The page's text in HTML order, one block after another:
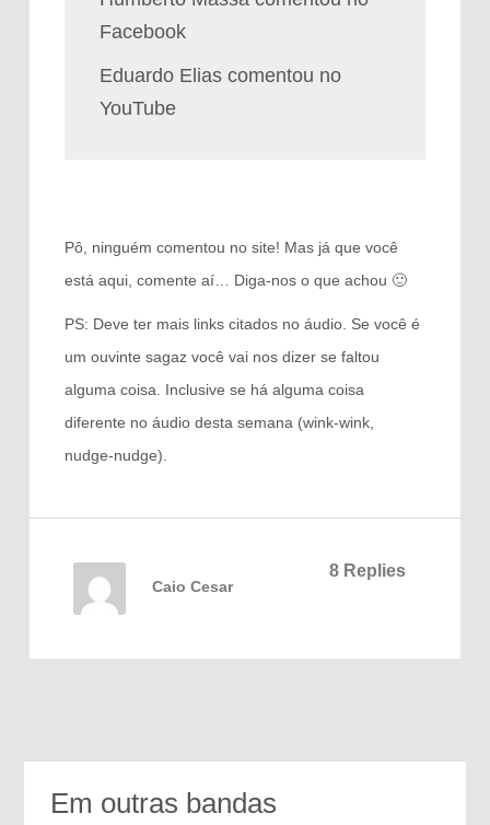
Facebook
Eduardo Elias comentou no
YouTube
Pô, ninguém comentou no site! Mas já que você
está aqui, comente aí… Diga-nos o que achou 🙂
PS: Deve ter mais links citados no áudio. Se você é
um ouvinte sagaz você vai nos dizer se faltou
alguma coisa. Inclusive se há alguma coisa
diferente no áudio desta semana (wink-wink,
nudge-nudge).
8 Replies
Caio Cesar
Em outras bandas